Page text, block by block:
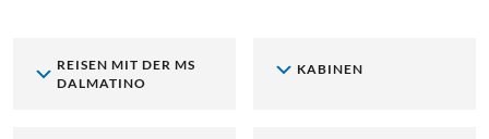
REISEN MIT DER MS
DALMATINO
KABINEN